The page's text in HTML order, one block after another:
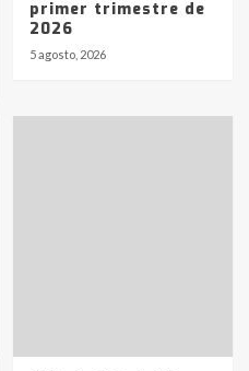
adolescentes
fueron
primer trimestre de
2026
5 agosto, 2026